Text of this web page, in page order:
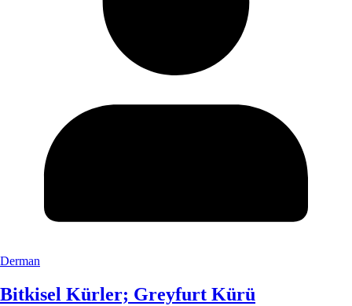
Derman
Bitkisel Kürler; Greyfurt Kürü